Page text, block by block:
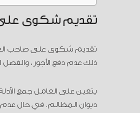
تقديم شكوى
تقديم شكوى على صاحب
ذلك عدم دفع الأجور، والفصل
يتعين على العامل جمع
ديوان المظالم. في حال